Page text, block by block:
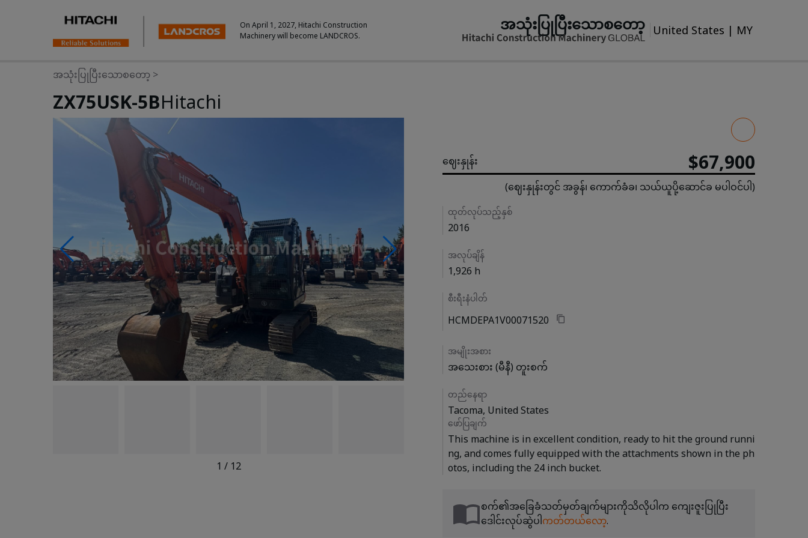
On April 1, 2027, Hitachi Construction
Machinery will become LANDCROS.
အသုံးပြုပြီးသောစတော့ United States | MY
အသုံးပြုပြီးသောစတော့ >
ZX75USK-5BHitachi
Photos & Videos
1 / 12
ဈေးနှုန်း $67,900
(ဈေးနှုန်းတွင် အခွန်၊ ကောက်ခံခ၊ သယ်ယူပို့ဆောင်ခ မပါဝင်ပါ)
Details
ထုတ်လုပ်သည့်နှစ်
2016
အလုပ်ချိန်
1,926 h
စီးရီးနံပါတ်
HCMDEPA1V00071520
အမျိုးအစား
အသေးစား (မီနီ) တူးစက်
တည်နေရာ
Tacoma, United States
ဖော်ပြချက်
This machine is in excellent condition, ready to hit the ground runni
ng, and comes fully equipped with the attachments shown in the ph
စက်၏အခြေခံသတ်မှတ်ချက်များကိုသိလိုပါက ကျေးဇူးပြုပြီး
ဒေါင်းလုပ်ဆွဲပါ ကတ်တယ်လော့.